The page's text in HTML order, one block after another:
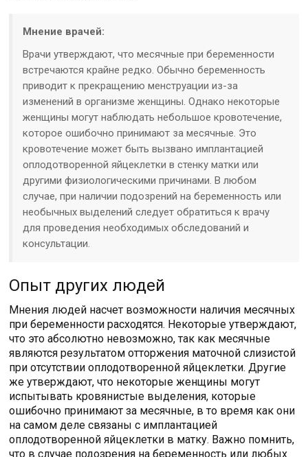
Мнение врачей:
Врачи утверждают, что месячные при беременности
встречаются крайне редко. Обычно беременность
приводит к прекращению менструации из-за
изменений в организме женщины. Однако некоторые
женщины могут наблюдать небольшое кровотечение,
которое ошибочно принимают за месячные. Это
кровотечение может быть вызвано имплантацией
оплодотворенной яйцеклетки в стенку матки или
другими физиологическими причинами. В любом
случае, при наличии подозрений на беременность или
необычных выделений следует обратиться к врачу
для проведения необходимых обследований и
консультации.
Опыт других людей
Мнения людей насчет возможности наличия месячных
при беременности расходятся. Некоторые утверждают,
что это абсолютно невозможно, так как месячные
являются результатом отторжения маточной слизистой
при отсутствии оплодотворенной яйцеклетки. Другие
же утверждают, что некоторые женщины могут
испытывать кровянистые выделения, которые
ошибочно принимают за месячные, в то время как они
на самом деле связаны с имплантацией
оплодотворенной яйцеклетки в матку. Важно помнить,
что в случае подозрения на беременность или любых